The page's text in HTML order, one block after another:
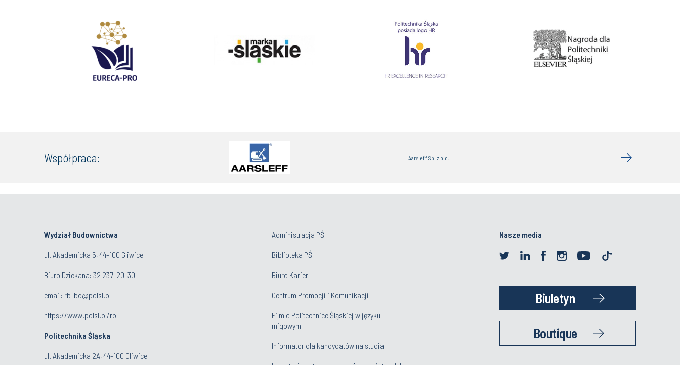
Współpraca: Aarsleff Sp. z o.o.
Wydział Budownictwa
ul. Akademicka 5, 44-100 Gliwice
Biuro Dziekana: 32 237-20-30
email: rb-bd@polsl.pl
https://www.polsl.pl/rb
Politechnika Śląska
ul. Akademicka 2A, 44-100 Gliwice
Administracja PŚ
Biblioteka PŚ
Biuro Karier
Centrum Promocji i Komunikacji
Film o Politechnice Śląskiej w języku
migowym
Informator dla kandydatów na studia
Nasze media
Biuletyn
Boutique